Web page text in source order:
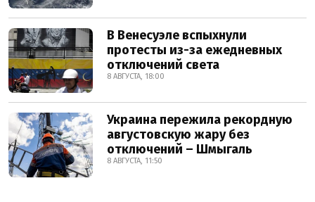
В Венесуэле вспыхнули
протесты из-за ежедневных
отключений света
8 АВГУСТА, 18:00
Украина пережила рекордную
августовскую жару без
отключений – Шмыгаль
8 АВГУСТА, 11:50